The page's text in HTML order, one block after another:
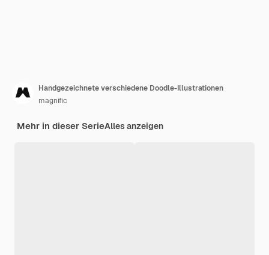
Handgezeichnete verschiedene Doodle-Illustrationen
magnific
Mehr in dieser SerieAlles anzeigen